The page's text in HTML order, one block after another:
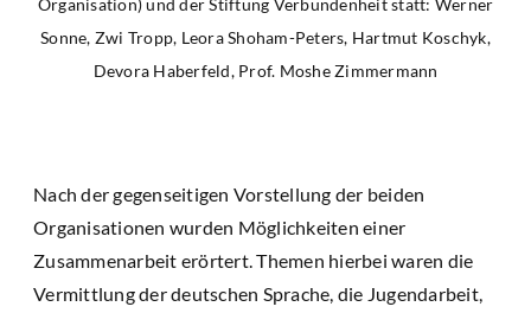
Sonne, Zwi Tropp, Leora Shoham-Peters, Hartmut Koschyk,
Devora Haberfeld, Prof. Moshe Zimmermann
Nach der gegenseitigen Vorstellung der beiden
Organisationen wurden Möglichkeiten einer
Zusammenarbeit erörtert. Themen hierbei waren die
Vermittlung der deutschen Sprache, die Jugendarbeit,